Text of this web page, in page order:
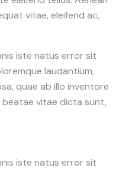
vitae, eleifend ac,
iste natus error sit
laudantium,
quae ab illo inventore
vitae dicta sunt,
iste natus error sit